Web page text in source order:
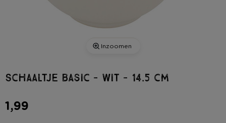
Inzoomen
Schaaltje basic - wit - 14.5 cm
1,99